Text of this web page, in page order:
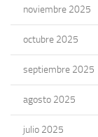
noviembre 2025
octubre 2025
septiembre 2025
agosto 2025
julio 2025